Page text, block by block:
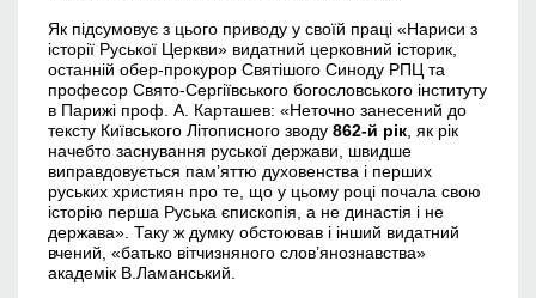
Як підсумовує з цього приводу у своїй праці «Нариси з
історії Руської Церкви» видатний церковний історик,
останній обер-прокурор Святішого Синоду РПЦ та
професор Свято-Сергіївського богословського інституту
в Парижі проф. А. Карташев: «Неточно занесений до
тексту Київського Літописного зводу 862-й рік , як рік
начебто заснування руської держави, швидше
виправдовується пам’яттю духовенства і перших
руських християн про те, що у цьому році почала свою
історію перша Руська єпископія, а не династія і не
держава». Таку ж думку обстоював і інший видатний
вчений, «батько вітчизняного слов’янознавства»
академік В.Ламанський.